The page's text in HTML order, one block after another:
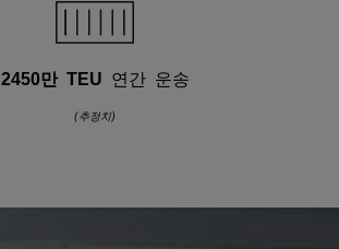
2450만 TEU 연간 운송
(추정치)